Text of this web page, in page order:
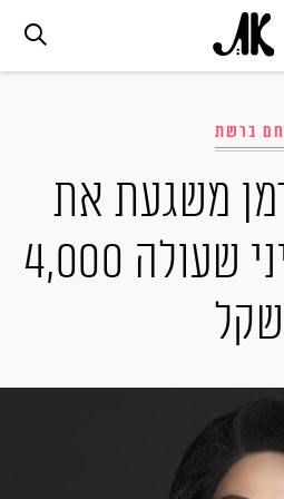
אופנה
ביוטי
סלבס
נוספים
המגזין
חם ברשת
משגעת את
הרשת בביקיני שעולה 4,000
שקל